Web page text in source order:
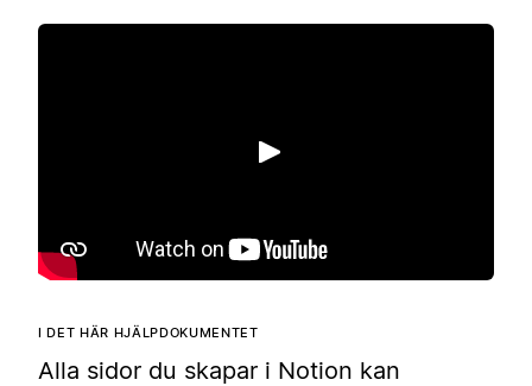
Spela upp
I DET HÄR HJÄLPDOKUMENTET
Alla sidor du skapar i Notion kan